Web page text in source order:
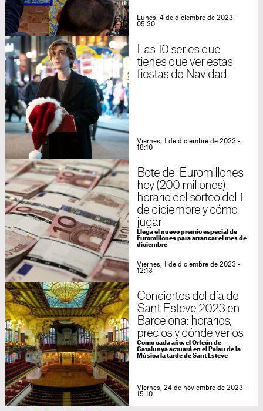
Lunes, 4 de diciembre de 2023 -
05:30
Las 10 series que
tienes que ver estas
fiestas de Navidad
Viernes, 1 de diciembre de 2023 -
18:10
Bote del Euromillones
hoy (200 millones):
horario del sorteo del 1
de diciembre y cómo
jugar
Llega el nuevo premio especial de
Euromillones para arrancar el mes de
diciembre
Viernes, 1 de diciembre de 2023 -
12:13
Conciertos del día de
Sant Esteve 2023 en
Barcelona: horarios,
precios y dónde verlos
Como cada año, el Orfeón de
Catalunya actuará en el Palau de la
Música la tarde de Sant Esteve
Viernes, 24 de noviembre de 2023 -
15:10